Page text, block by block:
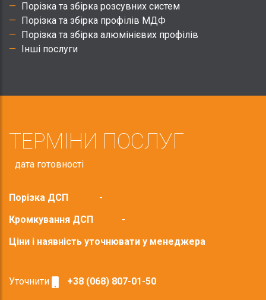
Порізка та збірка розсувних систем
Порізка та збірка профілів МДФ
Порізка та збірка алюмінієвих профілів
Інші послуги
ТЕРМІНИ ПОСЛУГ
дата готовності
Порізка ДСП
-
Кромкування ДСП
-
Ціни і наявність уточнювати у менеджера
Уточнити +38 (068) 807-01-50